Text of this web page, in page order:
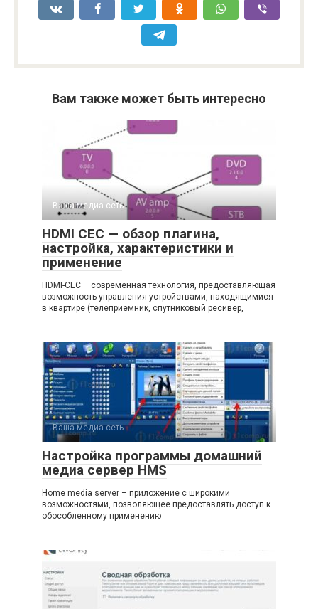
Вам также может быть интересно
Ваша медиа сеть
HDMI CEC — обзор плагина,
настройка, характеристики и
применение
HDMI-CEC – современная технология, предоставляющая
возможность управления устройствами, находящимися
в квартире (телеприемник, спутниковый ресивер,
Ваша медиа сеть
Настройка программы домашний
медиа сервер HMS
Home media server – приложение с широкими
возможностями, позволяющее предоставлять доступ к
обособленному применению